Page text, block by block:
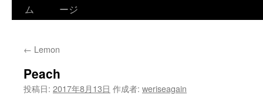
ム
ージ
← Lemon
Peach
投稿日: 2017年8月13日 作成者: weriseagain